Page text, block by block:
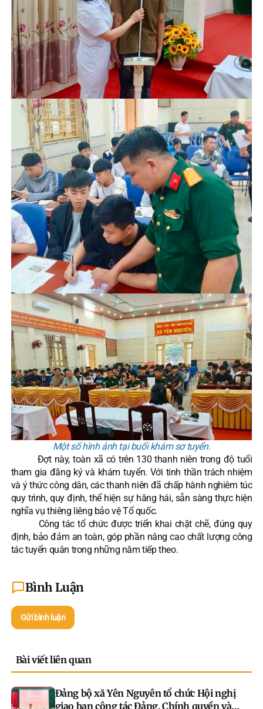
Một số hình ảnh tại buổi khám sơ tuyển.
Đợt này, toàn xã có trên 130 thanh niên trong độ tuổi
tham gia đăng ký và khám tuyển. Với tinh thần trách nhiệm
và ý thức công dân, các thanh niên đã chấp hành nghiêm túc
quy trình, quy định, thể hiện sự hăng hái, sẵn sàng thực hiện
nghĩa vụ thiêng liêng bảo vệ Tổ quốc.
Công tác tổ chức được triển khai chặt chẽ, đúng quy
định, bảo đảm an toàn, góp phần nâng cao chất lượng công
tác tuyển quân trong những năm tiếp theo.
Bình Luận
Gửi bình luận
Bài viết liên quan
Đảng bộ xã Yên Nguyên tổ chức Hội nghị
giao ban công tác Đảng, Chính quyền và